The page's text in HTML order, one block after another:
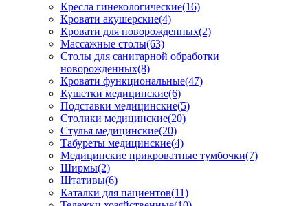
Кресла гинекологические(16)
Кровати акушерские(4)
Кровати для новорожденных(2)
Массажные столы(63)
Столы для санитарной обработки
новорожденных(8)
Кровати функциональные(47)
Кушетки медицинские(6)
Подставки медицинские(5)
Столики медицинские(20)
Стулья медицинские(20)
Табуреты медицинские(4)
Медицинские прикроватные тумбочки(7)
Ширмы(2)
Штативы(6)
Каталки для пациентов(11)